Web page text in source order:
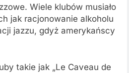
Wiele klubów musiało
jak racjonowanie alkoholu
jazzu, gdyż amerykańscy
takie jak „Le Caveau de